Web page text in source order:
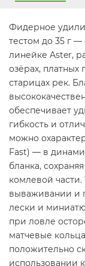
Фидерное
тестом до 35 г
линейке Aster,
озёрах, платных
старицах рек.
обеспечивает
гибкость и
можно
Fast) — в
бланка,
комлевой
вываживании и
лески и
при ловле
матчевые
положительно
использовании